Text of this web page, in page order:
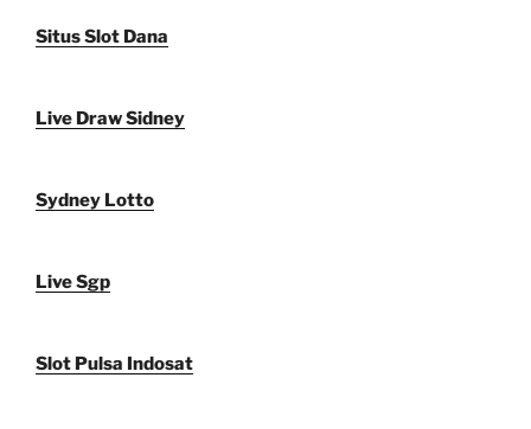
Situs Slot Dana
Live Draw Sidney
Sydney Lotto
Live Sgp
Slot Pulsa Indosat